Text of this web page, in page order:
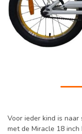
Voor ieder kind is
met de Miracle 18